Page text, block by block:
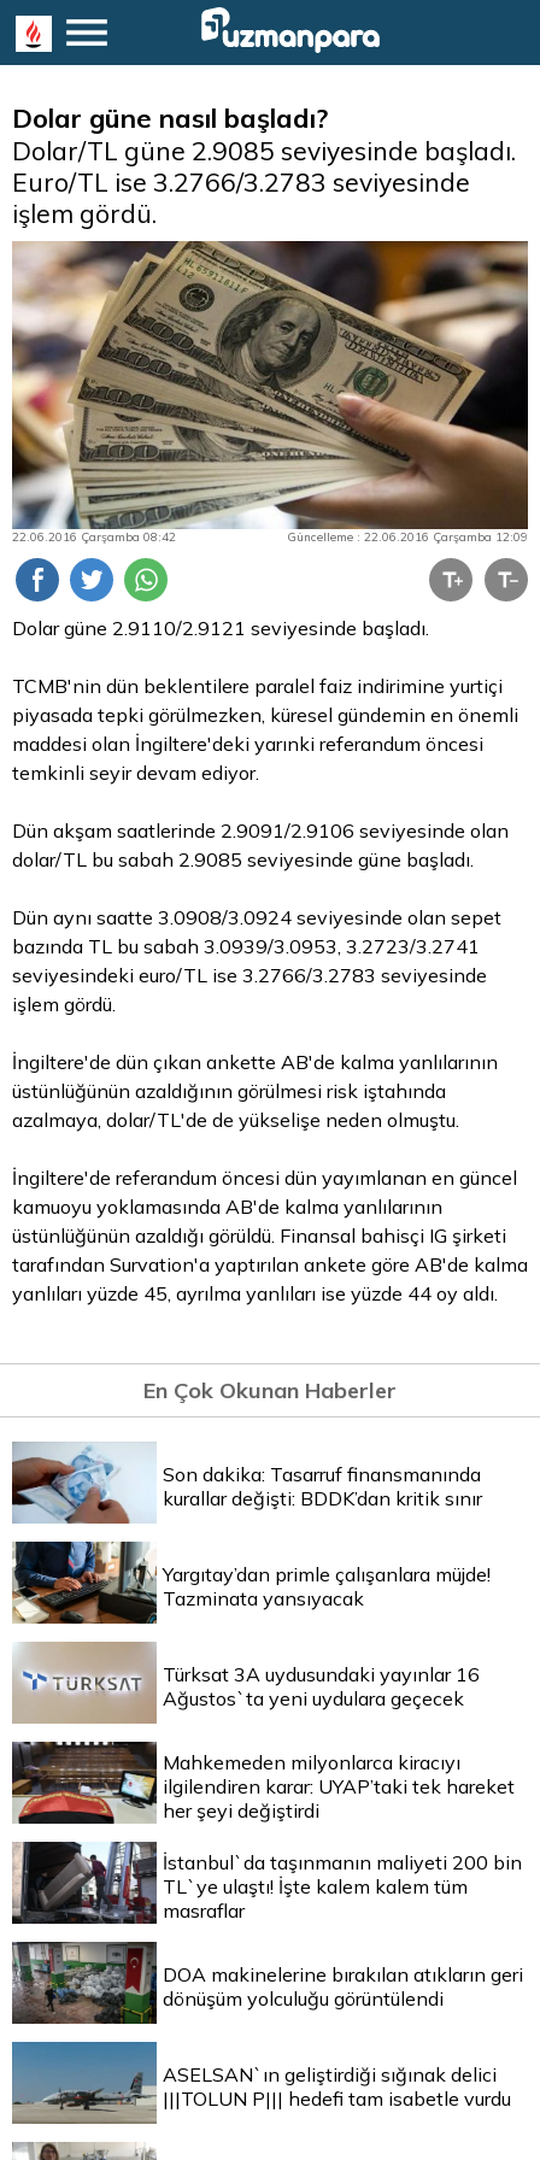
Dolar güne nasıl başladı?
Dolar/TL güne 2.9085 seviyesinde başladı.
Euro/TL ise 3.2766/3.2783 seviyesinde
işlem gördü.
22.06.2016 Çarşamba 08:42 Güncelleme : 22.06.2016 Çarşamba 12:09
Dolar güne 2.9110/2.9121 seviyesinde başladı.
TCMB'nin dün beklentilere paralel faiz indirimine yurtiçi
piyasada tepki görülmezken, küresel gündemin en önemli
maddesi olan İngiltere'deki yarınki referandum öncesi
temkinli seyir devam ediyor.
Dün akşam saatlerinde 2.9091/2.9106 seviyesinde olan
dolar/TL bu sabah 2.9085 seviyesinde güne başladı.
Dün aynı saatte 3.0908/3.0924 seviyesinde olan sepet
bazında TL bu sabah 3.0939/3.0953, 3.2723/3.2741
seviyesindeki euro/TL ise 3.2766/3.2783 seviyesinde
işlem gördü.
İngiltere'de dün çıkan ankette AB'de kalma yanlılarının
üstünlüğünün azaldığının görülmesi risk iştahında
azalmaya, dolar/TL'de de yükselişe neden olmuştu.
İngiltere'de referandum öncesi dün yayımlanan en güncel
kamuoyu yoklamasında AB'de kalma yanlılarının
üstünlüğünün azaldığı görüldü. Finansal bahisçi IG şirketi
tarafından Survation'a yaptırılan ankete göre AB'de kalma
yanlıları yüzde 45, ayrılma yanlıları ise yüzde 44 oy aldı.
En Çok Okunan Haberler
Son dakika: Tasarruf finansmanında
kurallar değişti: BDDK’dan kritik sınır
Yargıtay’dan primle çalışanlara müjde!
Tazminata yansıyacak
Türksat 3A uydusundaki yayınlar 16
Ağustos`ta yeni uydulara geçecek
Mahkemeden milyonlarca kiracıyı
ilgilendiren karar: UYAP’taki tek hareket
her şeyi değiştirdi
İstanbul`da taşınmanın maliyeti 200 bin
TL`ye ulaştı! İşte kalem kalem tüm
masraflar
DOA makinelerine bırakılan atıkların geri
dönüşüm yolculuğu görüntülendi
ASELSAN`ın geliştirdiği sığınak delici
|||TOLUN P||| hedefi tam isabetle vurdu